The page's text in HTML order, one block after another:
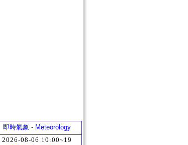
即時氣象 - Meteorology
2026-08-06 10:00~19